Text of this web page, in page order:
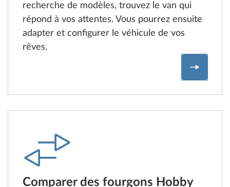
recherche de modèles, trouvez le van qui
répond à vos attentes. Vous pourrez ensuite
adapter et configurer le véhicule de vos
rêves.
Trouver
Comparer des fourgons Hobby